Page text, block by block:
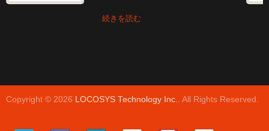
続きを読む
Copyright © 2026 LOCOSYS Technology Inc.. All Rights Reserved.